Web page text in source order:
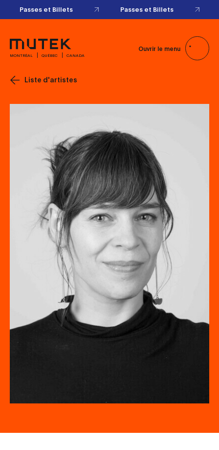
Passes et Billets Passes et Billets
MONTRÉAL QUÉBEC CANADA
Ouvrir le menu
Liste d'artistes